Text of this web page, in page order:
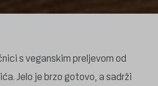
s veganskim preljevom od
Jelo je brzo gotovo, a sadrži